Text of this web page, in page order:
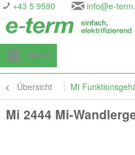
+43 5 9590 info@e-
Menü
Übersicht MI
Mi 2444 Mi-